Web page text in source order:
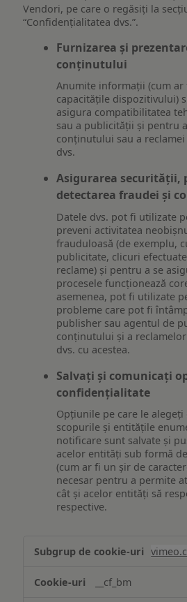
Vendori, pe care o regăsiți la
“Confidențialitatea dvs.”.
Furnizarea și
conținutului
Anumite informații (cum ar
capacitățile dispozitivului)
asigura compatibilitatea
sau a publicității și pentru
conținutului sau a
dvs.
Asigurarea securității,
detectarea fraudei și
Datele dvs. pot fi utilizate
preveni activitatea
frauduloasă (de exemplu,
publicitate, clicuri
reclame) și pentru a se
procesele funcționează
asemenea, pot fi utilizate
probleme care pot fi
publisher sau agentul de
conținutului și a
dvs. cu acestea.
Salvați și comunicați
confidențialitate
Opțiunile pe care le alegeți
scopurile și entitățile
notificare sunt salvate și
acelor entități sub formă
(cum ar fi un șir de
necesar pentru a permite
cât și acelor entități să
respective.
Asigurarea
funcționalităților
website-
ului
__cf_bm